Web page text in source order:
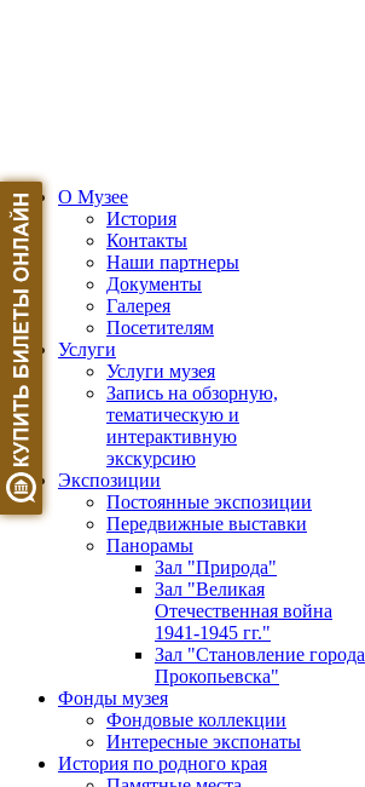
О Музее
История
Контакты
Наши партнеры
Документы
Галерея
Посетителям
Услуги
Услуги музея
Запись на обзорную,
тематическую и
интерактивную
экскурсию
Экспозиции
Постоянные экспозиции
Передвижные выставки
Панорамы
Зал "Природа"
Зал "Великая
Отечественная война
1941-1945 гг."
Зал "Становление города
Прокопьевска"
Фонды музея
Фондовые коллекции
Интересные экспонаты
История по родного края